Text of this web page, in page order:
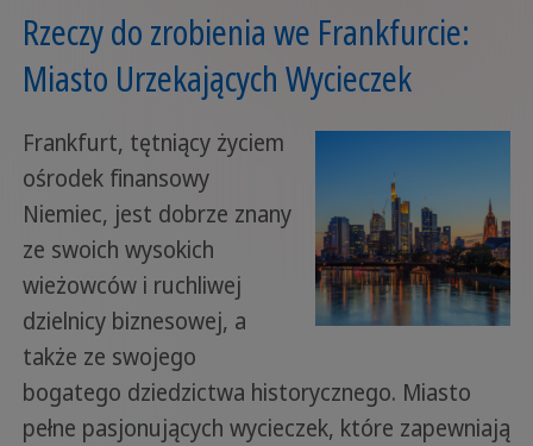
Rzeczy do zrobienia we Frankfurcie:
Miasto Urzekających Wycieczek
Frankfurt, tętniący życiem
ośrodek finansowy
Niemiec, jest dobrze znany
ze swoich wysokich
wieżowców i ruchliwej
dzielnicy biznesowej, a
także ze swojego
bogatego dziedzictwa historycznego. Miasto
pełne pasjonujących wycieczek, które zapewniają